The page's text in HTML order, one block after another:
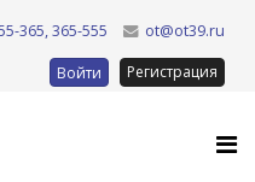
365, 365-555 ot@ot39.ru
Войти Регистрация